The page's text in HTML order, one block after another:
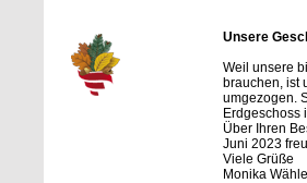
Unsere
Weil unsere
brauchen, ist
umgezogen.
Erdgeschoss
Über Ihren
Juni 2023
Viele Grüße
Monika